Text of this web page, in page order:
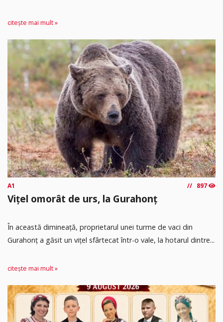
citește mai mult »
A1 897
Vițel omorât de urs, la Gurahonț
În această dimineață, proprietarul unei turme de vaci din
Gurahonț a găsit un vițel sfârtecat într-o vale, la hotarul dintre...
citește mai mult »